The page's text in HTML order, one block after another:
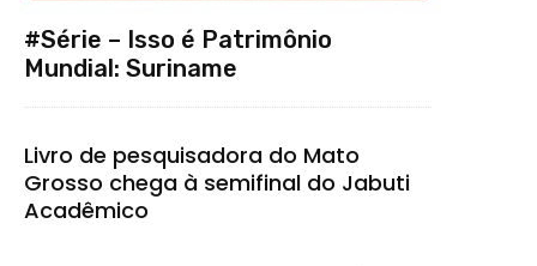
#Série – Isso é Patrimônio
Mundial: Suriname
Livro de pesquisadora do Mato
Grosso chega à semifinal do Jabuti
Acadêmico